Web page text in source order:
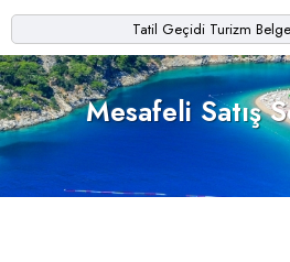
Ana Sayfa
Hakkımızda
Bölgeler
Bölgeler
Bodrum
Turgutreis
Alaçatı
Germiyan
Çalış
Çamköy
Bornova
Akbel
Bezirgan
Ağullu
Bayındır
Çamlı
Selimiye
Boğaziçi
Eşen
Villa Seçeneklerimiz
Balayı Villaları
Tatil Geçidi Turizm
Mesafeli Satış
Dil Seçiniz
Kur Seçiniz
Türk Lirası
TRY- TL
EURO
EUR- €
GBP- £
Favorilerim
Müsaitlik Takvimi